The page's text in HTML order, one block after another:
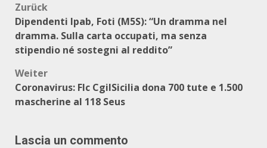
Beitragsnavigation
Zurück
Dipendenti Ipab, Foti (M5S): “Un dramma nel
dramma. Sulla carta occupati, ma senza
stipendio né sostegni al reddito”
Weiter
Coronavirus: Flc CgilSicilia dona 700 tute e 1.500
mascherine al 118 Seus
Lascia un commento